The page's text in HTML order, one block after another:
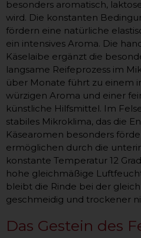
besonders aromatisch,
wird. Die konstanten
fördern eine natürliche
ein intensives Aroma. Die
Käselaibe ergänzt die
langsame Reifeprozess im
über Monate führt zu einem
würzigen Aroma und einer
künstliche Hilfsmittel. Im
stabiles Mikroklima, das die
Käsearomen besonders
ermöglichen durch die
konstante Temperatur 12
hohe gleichmäßige
bleibt die Rinde bei der
geschmeidig und trockener
Das Gestein des